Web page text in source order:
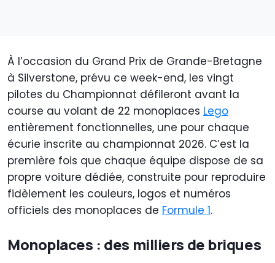
À l’occasion du Grand Prix de Grande-Bretagne
à Silverstone, prévu ce week-end, les vingt
pilotes du Championnat défileront avant la
course au volant de 22 monoplaces Lego
entièrement fonctionnelles, une pour chaque
écurie inscrite au championnat 2026. C’est la
première fois que chaque équipe dispose de sa
propre voiture dédiée, construite pour reproduire
fidèlement les couleurs, logos et numéros
officiels des monoplaces de Formule 1.
Monoplaces : des milliers de briques